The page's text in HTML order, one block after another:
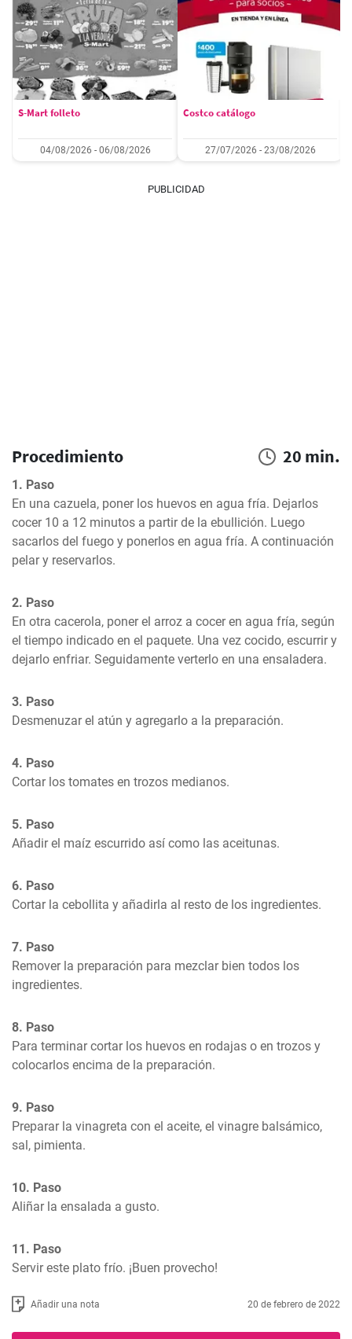
S-Mart folleto
04/08/2026 - 06/08/2026
Costco catálogo
27/07/2026 - 23/08/2026
PUBLICIDAD
Procedimiento 20 min.
1. Paso
En una cazuela, poner los huevos en agua fría. Dejarlos
cocer 10 a 12 minutos a partir de la ebullición. Luego
sacarlos del fuego y ponerlos en agua fría. A continuación
pelar y reservarlos.
2. Paso
En otra cacerola, poner el arroz a cocer en agua fría, según
el tiempo indicado en el paquete. Una vez cocido, escurrir y
dejarlo enfriar. Seguidamente verterlo en una ensaladera.
3. Paso
Desmenuzar el atún y agregarlo a la preparación.
4. Paso
Cortar los tomates en trozos medianos.
5. Paso
Añadir el maíz escurrido así como las aceitunas.
6. Paso
Cortar la cebollita y añadirla al resto de los ingredientes.
7. Paso
Remover la preparación para mezclar bien todos los
ingredientes.
8. Paso
Para terminar cortar los huevos en rodajas o en trozos y
colocarlos encima de la preparación.
9. Paso
Preparar la vinagreta con el aceite, el vinagre balsámico,
sal, pimienta.
10. Paso
Aliñar la ensalada a gusto.
11. Paso
Servir este plato frío. ¡Buen provecho!
Añadir una nota 20 de febrero de 2022